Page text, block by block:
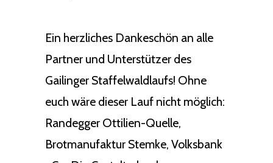
Ein herzliches Dankeschön an alle
Partner und Unterstützer des
Gailinger Staffelwaldlaufs! Ohne
euch wäre dieser Lauf nicht möglich:
Randegger Ottilien-Quelle,
Brotmanufaktur Stemke, Volksbank